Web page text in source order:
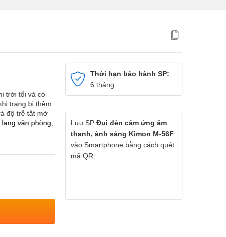
trời tối và có
trang bị thêm
độ trễ tắt mở
văn phòng,
Thời hạn bảo hành SP:
6 tháng.
Lưu SP Đui đèn cảm ứng âm
thanh, ánh sáng Kimon M-56F
vào Smartphone bằng cách quét
mã QR: